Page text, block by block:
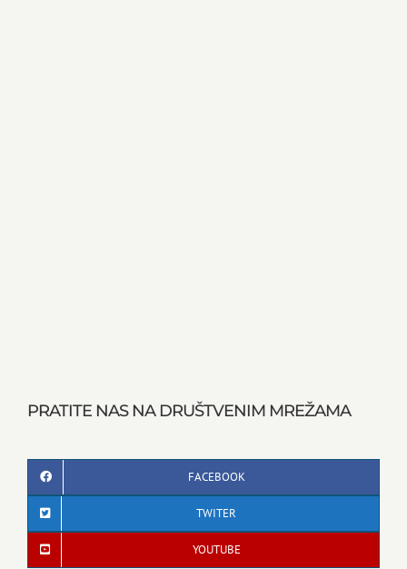
PRATITE NAS NA DRUŠTVENIM MREŽAMA
FACEBOOK
TWITER
YOUTUBE